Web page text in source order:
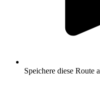
Speichere diese Route